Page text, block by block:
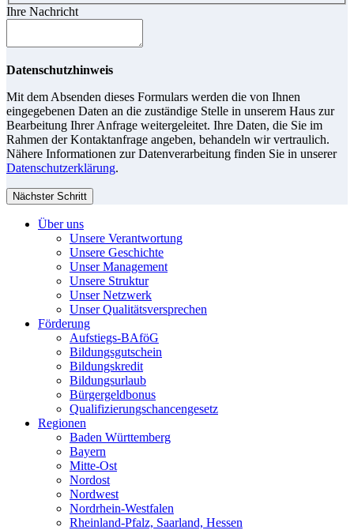
Ihre Nachricht
Datenschutzhinweis
Mit dem Absenden dieses Formulars werden die von Ihnen
eingegebenen Daten an die zuständige Stelle in unserem Haus zur
Bearbeitung Ihrer Anfrage weitergeleitet. Ihre Daten, die Sie im
Rahmen der Kontaktanfrage angeben, behandeln wir vertraulich.
Nähere Informationen zur Datenverarbeitung finden Sie in unserer
Datenschutzerklärung.
Nächster Schritt
Über uns
Unsere Verantwortung
Unsere Geschichte
Unser Management
Unsere Struktur
Unser Netzwerk
Unser Qualitätsversprechen
Förderung
Aufstiegs-BAföG
Bildungsgutschein
Bildungskredit
Bildungsurlaub
Bürgergeldbonus
Qualifizierungschancengesetz
Regionen
Baden Württemberg
Bayern
Mitte-Ost
Nordost
Nordwest
Nordrhein-Westfalen
Rheinland-Pfalz, Saarland, Hessen